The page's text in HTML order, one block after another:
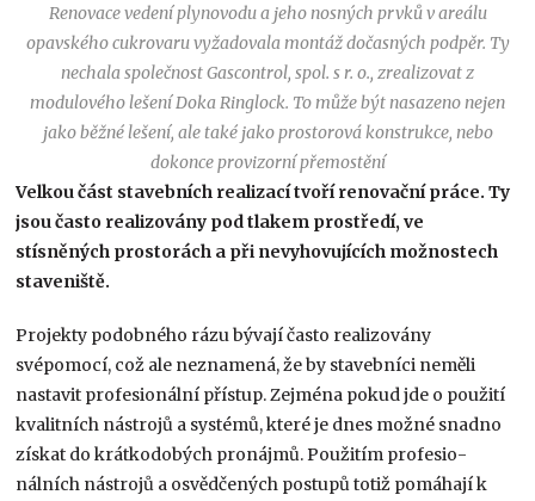
Renovace vedení plynovodu a jeho nosných prvků v areálu
opavského cukrovaru vyžadovala montáž dočasných podpěr. Ty
nechala společnost Gascontrol, spol. s r. o., zrealizovat z
modulového lešení Doka Ringlock. To může být nasazeno nejen
jako běžné lešení, ale také jako prostorová konstrukce, nebo
dokonce provizorní přemostění
Velkou část stavebních realizací tvoří renovační práce. Ty
jsou často realizovány pod tlakem prostředí, ve
stísněných prostorách a při nevyhovujících možnostech
staveniště.
Projekty podobného rázu bývají často realizo­vány
svépomocí, což ale neznamená, že by stavebníci neměli
nastavit profesionální přístup. Zejména pokud jde o použití
kvalitních nástrojů a systémů, které je dnes možné snadno
získat do krátkodobých pronájmů. Použitím profesio­
nálních nástrojů a osvědčených postupů totiž pomáhají k